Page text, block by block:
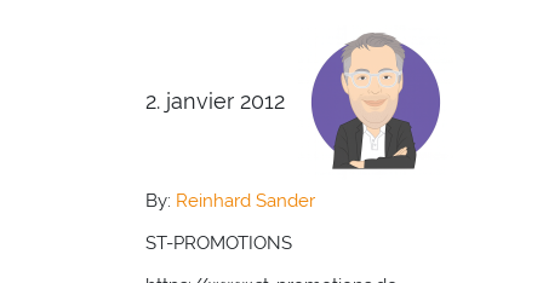
2. janvier 2012
By: Reinhard Sander
ST-PROMOTIONS